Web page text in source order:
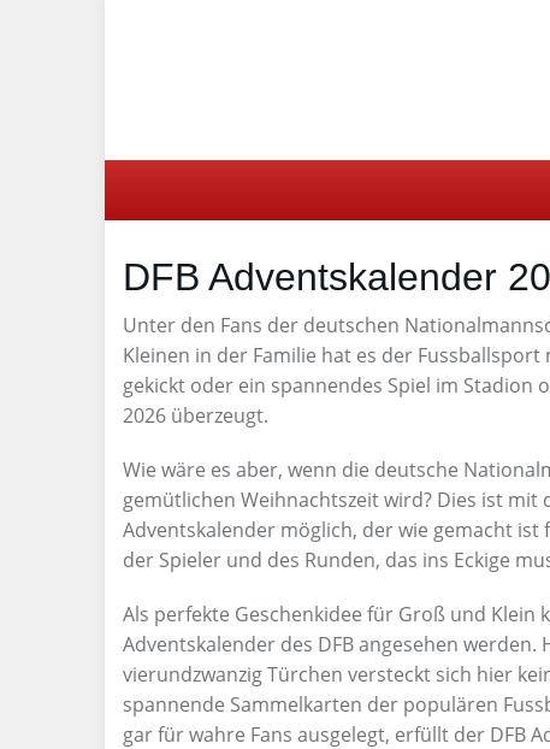
DFB Adventskalender
Unter den Fans der deutschen
Kleinen in der Familie hat es der
gekickt oder ein spannendes Spiel im Stadion
2026 überzeugt.
Wie wäre es aber, wenn die deutsche
gemütlichen Weihnachtszeit wird? Dies ist mit
Adventskalender möglich, der wie gemacht ist
der Spieler und des Runden, das ins Eckige
Als perfekte Geschenkidee für Groß und Klein
Adventskalender des DFB angesehen werden.
vierundzwanzig Türchen versteckt sich hier
spannende Sammelkarten der populären
gar für wahre Fans ausgelegt, erfüllt der DFB